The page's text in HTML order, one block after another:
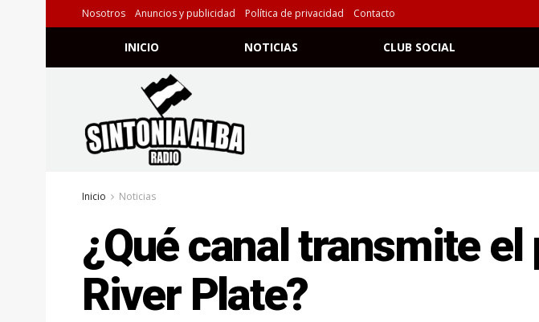
Nosotros Anuncios y publicidad Política de privacidad Contacto
INICIO NOTICIAS CLUB SOCIAL
Inicio Noticias
¿Qué canal transmite
River Plate?